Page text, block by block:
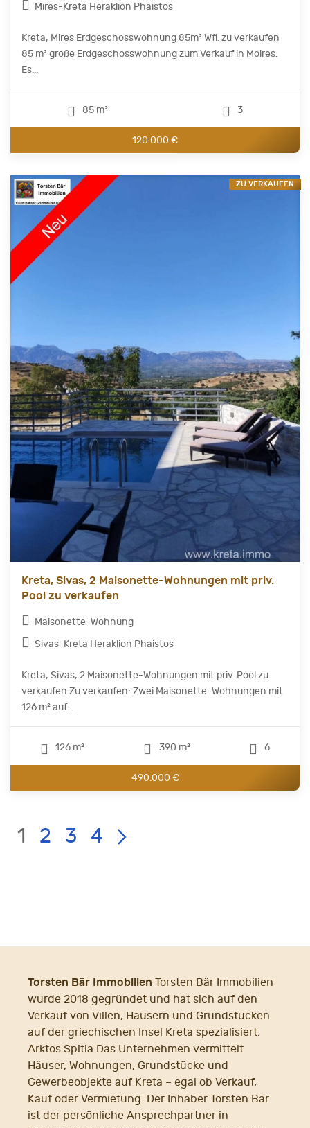
Mires-Kreta Heraklion Phaistos
Kreta, Mires Erdgeschosswohnung 85m² Wfl. zu verkaufen
85 m² große Erdgeschosswohnung zum Verkauf in Moires.
Es...
85 m² 3
120.000 €
Kreta, Sivas, 2 Maisonette-Wohnungen mit priv.
Pool zu verkaufen
Maisonette-Wohnung
Sivas-Kreta Heraklion Phaistos
Kreta, Sivas, 2 Maisonette-Wohnungen mit priv. Pool zu
verkaufen Zu verkaufen: Zwei Maisonette-Wohnungen mit
126 m² auf...
126 m² 390 m² 6
490.000 €
ZU VERKAUFEN
LIST
Page:
1 2 3 4
Torsten Bär Immobilien Torsten Bär Immobilien
wurde 2018 gegründet und hat sich auf den
Verkauf von Villen, Häusern und Grundstücken
auf der griechischen Insel Kreta spezialisiert.
Arktos Spitia Das Unternehmen vermittelt
Häuser, Wohnungen, Grundstücke und
Gewerbeobjekte auf Kreta – egal ob Verkauf,
Kauf oder Vermietung. Der Inhaber Torsten Bär
ist der persönliche Ansprechpartner in